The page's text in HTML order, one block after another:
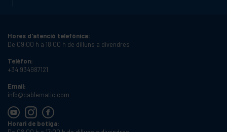
Hores d'atenció telefònica:
De 09:00 h a 18:00 h de dilluns a divendres
Telèfon:
+34 934987121
Email:
info@cablematic.com
Horari de botiga: